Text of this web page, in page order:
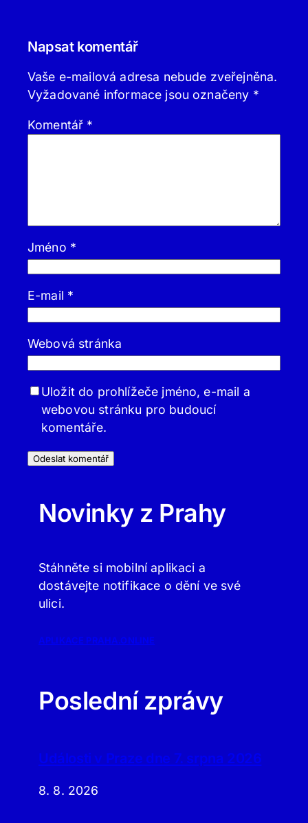
Napsat komentář
Vaše e-mailová adresa nebude zveřejněna.
Vyžadované informace jsou označeny *
Komentář *
Jméno *
E-mail *
Webová stránka
Uložit do prohlížeče jméno, e-mail a
webovou stránku pro budoucí
komentáře.
Novinky z Prahy
Stáhněte si mobilní aplikaci a
dostávejte notifikace o dění ve své
ulici.
APLIKACE PRAHA.ONLINE
Poslední zprávy
Události v Praze dne 7. srpna 2026
8. 8. 2026